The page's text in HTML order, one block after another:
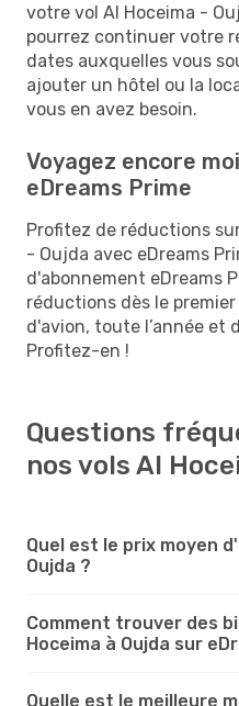
votre vol Al Hoceima -
pourrez continuer votre
dates auxquelles vous
ajouter un hôtel ou la
vous en avez besoin.
Voyagez encore
eDreams Prime
Profitez de réductions
- Oujda avec eDreams
d'abonnement eDreams
réductions dès le
d'avion, toute l’année et
Profitez-en !
Questions
nos vols Al
Quel est le prix moyen
Oujda ?
Comment trouver des
Hoceima à Oujda sur
Quelle est le meilleure